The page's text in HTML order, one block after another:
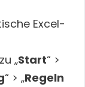
Excel-
„Start“ >
“ > „Regeln